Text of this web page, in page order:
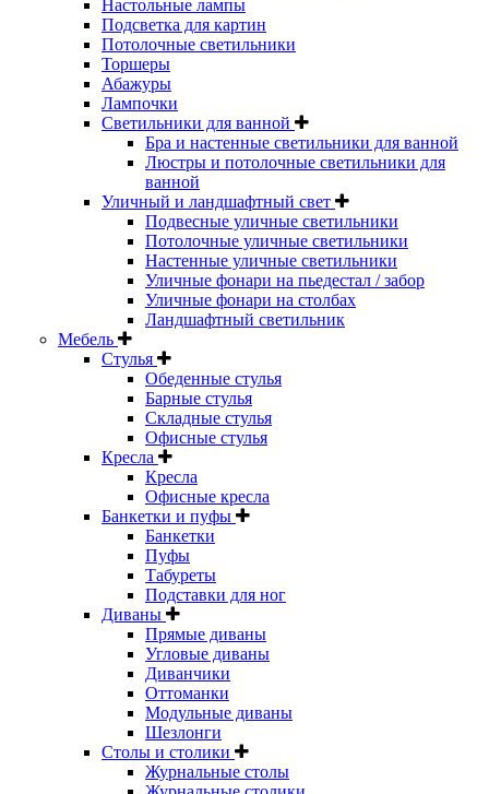
Настольные лампы
Подсветка для картин
Потолочные светильники
Торшеры
Абажуры
Лампочки
Светильники для ванной
Бра и настенные светильники для ванной
Люстры и потолочные светильники для
ванной
Уличный и ландшафтный свет
Подвесные уличные светильники
Потолочные уличные светильники
Настенные уличные светильники
Уличные фонари на пьедестал / забор
Уличные фонари на столбах
Ландшафтный светильник
Мебель
Стулья
Обеденные стулья
Барные стулья
Складные стулья
Офисные стулья
Кресла
Кресла
Офисные кресла
Банкетки и пуфы
Банкетки
Пуфы
Табуреты
Подставки для ног
Диваны
Прямые диваны
Угловые диваны
Диванчики
Оттоманки
Модульные диваны
Шезлонги
Столы и столики
Журнальные столы